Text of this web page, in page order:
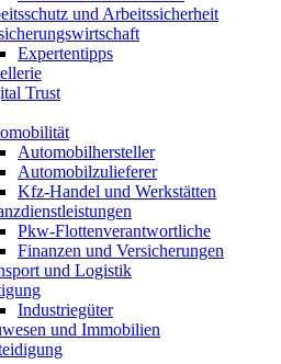
und Arbeitssicherheit
Expertentipps
Trust
Automobilhersteller
Automobilzulieferer
Kfz-Handel und Werkstätten
Pkw‑Flottenverantwortliche
Finanzen und Versicherungen
und Logistik
Industriegüter
und Immobilien